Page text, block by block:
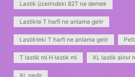
Lastik üzerindeki 82T ne demek
Lastikte T harfi ne anlama gelir
Lastikteki T harfi ne anlama gelir
T lastik mi H lastik mi XL lastik alınır
XL nedir